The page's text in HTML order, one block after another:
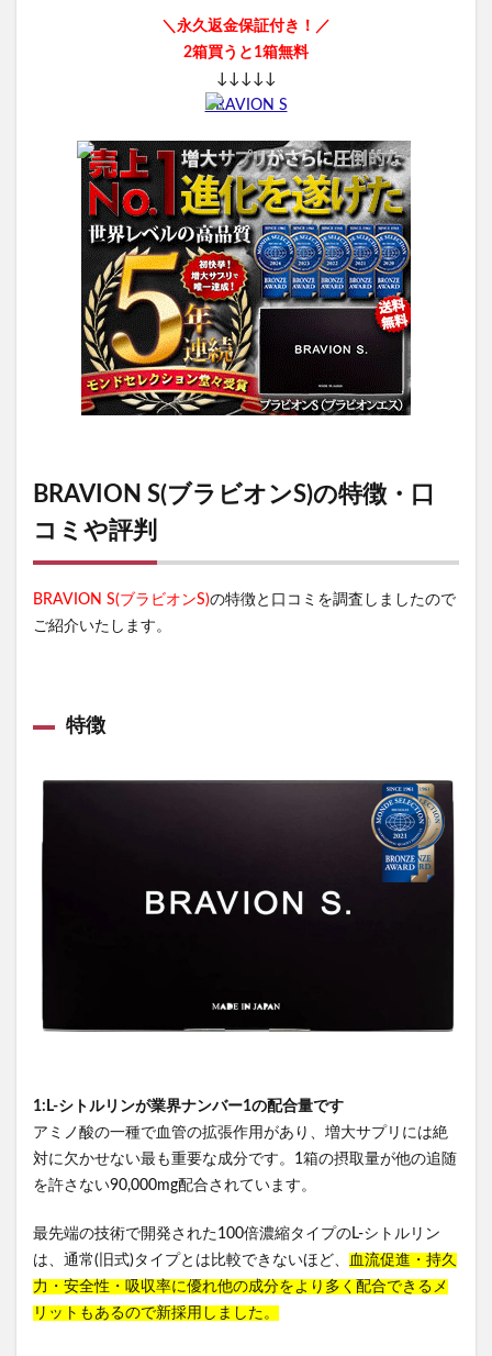
＼永久返金保証付き！／
2箱買うと1箱無料
↓↓↓↓↓
BRAVION S
BRAVION S(ブラビオンS)の特徴・口
コミや評判
BRAVION S(ブラビオンS)の特徴と口コミを調査しましたので
ご紹介いたします。
特徴
1:L-シトルリンが業界ナンバー1の配合量です
アミノ酸の一種で血管の拡張作用があり、増大サプリには絶
対に欠かせない最も重要な成分です。1箱の摂取量が他の追随
を許さない90,000mg配合されています。
最先端の技術で開発された100倍濃縮タイプのL-シトルリン
は、通常(旧式)タイプとは比較できないほど、
血流促進・持久
力・安全性・吸収率に優れ他の成分をより多く配合できるメ
リットもあるので新採用しました。